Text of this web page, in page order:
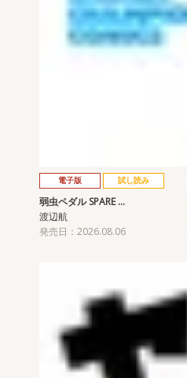
電子版 試し読み
弱虫ペダル SPARE …
渡辺航
発売日：2026.08.06